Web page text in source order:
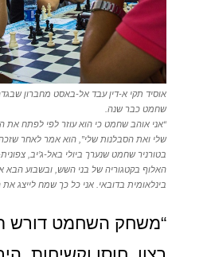
אוסיד תקי א-דין עבד אל-באסט מחברון
שחמט כבר שנה.
“אני אוהב שחמט כי הוא עוזר לפי לפתח את
שלי ואת הסבלנות שלי”, הוא אמר לאחר
בטורניר שחמט שנערך ביולי באל-ג’יב,
האלוף בקטגוריה של בני השש, ובשבוע
בינלאומית בדובאי. אני כל כך שמח לייצג את
“משחק השחמט דורש